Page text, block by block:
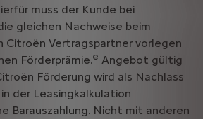
muss der Kunde bei
gleichen Nachweise beim
Citroën Vertragspartner vorlegen
Förderprämie.e Angebot gültig
Förderung wird als Nachlass
der Leasingkalkulation
Barauszahlung. Nicht mit anderen